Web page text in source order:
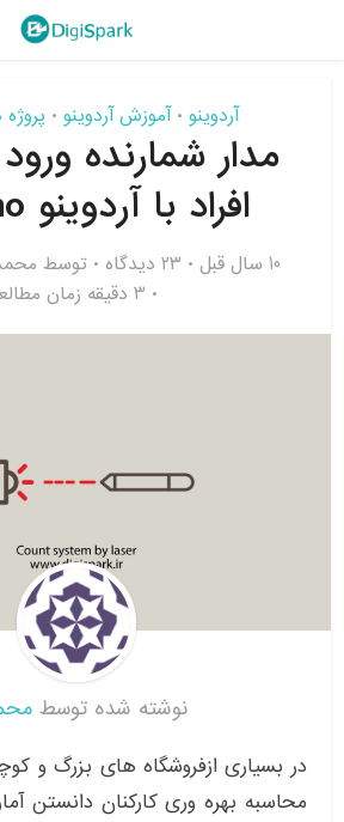
آردوینو • آموزش آردوینو •
مدار شمارنده
افراد با آردوینو Arduino
10 سال قبل ۲۳ دیدگاه توسط
3 دقیقه زمان مطالعه
نوشته شده توسط
در بسیاری ازفروشگاه های بزرگ و
محاسبه بهره وری کارکنان دانستن